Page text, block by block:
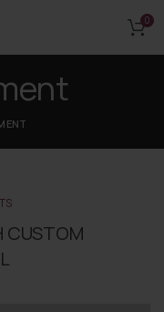
0
CUSTOM